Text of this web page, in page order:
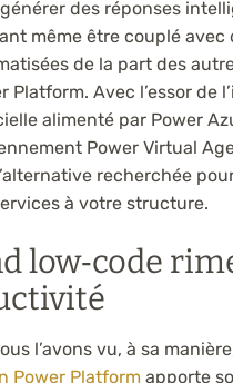
des réponses
même être couplé avec
de la part des
Platform. Avec l’essor de
alimenté par Power
Power Virtual
recherchée
à votre structure.
low‑code
l’avons vu, à sa
Power Platform apporte